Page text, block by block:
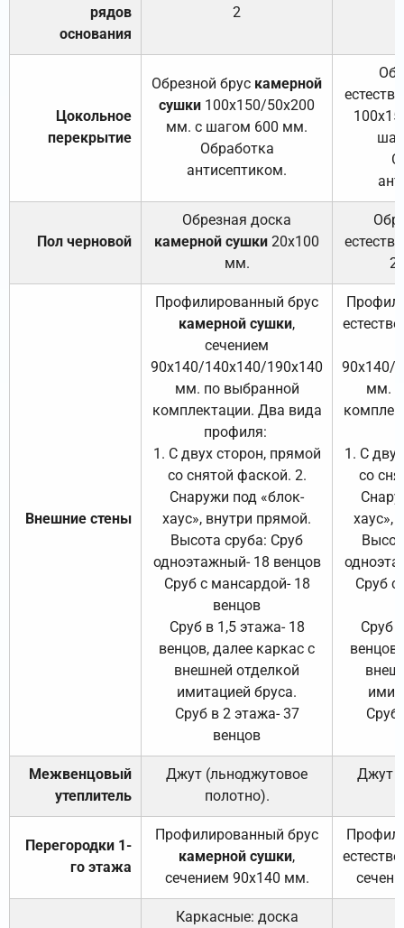
рядов
основания
2
Цокольное
перекрытие
Обрезной брус камерной
сушки 100х150/50х200
мм. с шагом 600 мм.
Обработка
антисептиком.
Пол черновой
Обрезная доска
камерной сушки 20х100
мм.
Внешние стены
Профилированный брус
камерной сушки,
сечением
90х140/140х140/190х140
мм. по выбранной
комплектации. Два вида
профиля:
1. С двух сторон, прямой
со снятой фаской. 2.
Снаружи под «блок-
хаус», внутри прямой.
Высота сруба: Сруб
одноэтажный- 18 венцов
Сруб с мансардой- 18
венцов
Сруб в 1,5 этажа- 18
венцов, далее каркас с
внешней отделкой
имитацией бруса.
Сруб в 2 этажа- 37
венцов
90х140/
мм.
1. С
со
хаус»,
Сруб с
Сруб
Сруб
Межвенцовый
утеплитель
Джут (льноджутовое
полотно).
Джут
Перегородки 1-
го этажа
Профилированный брус
камерной сушки,
сечением 90х140 мм.
Каркасные: доска